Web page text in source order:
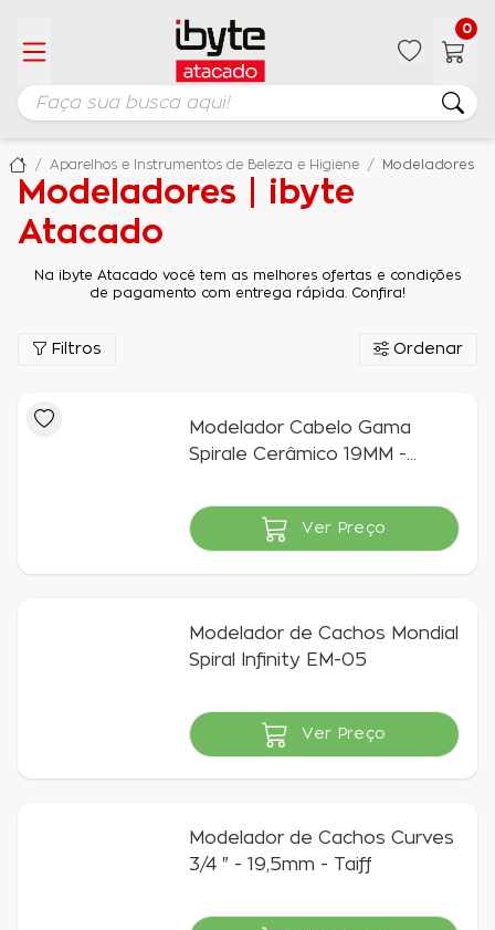
0
Aparelhos e Instrumentos de Beleza e Higiene Modeladores
Modeladores | ibyte
Atacado
Na ibyte Atacado você tem as melhores ofertas e condições
de pagamento com entrega rápida. Confira!
Filtros Ordenar
Modelador Cabelo Gama
Spirale Cerâmico 19MM -
Indisponível
Ver Preço
Modelador de Cachos Mondial
Spiral Infinity EM-05
Indisponível
Ver Preço
Modelador de Cachos Curves
3/4 " - 19,5mm - Taiff